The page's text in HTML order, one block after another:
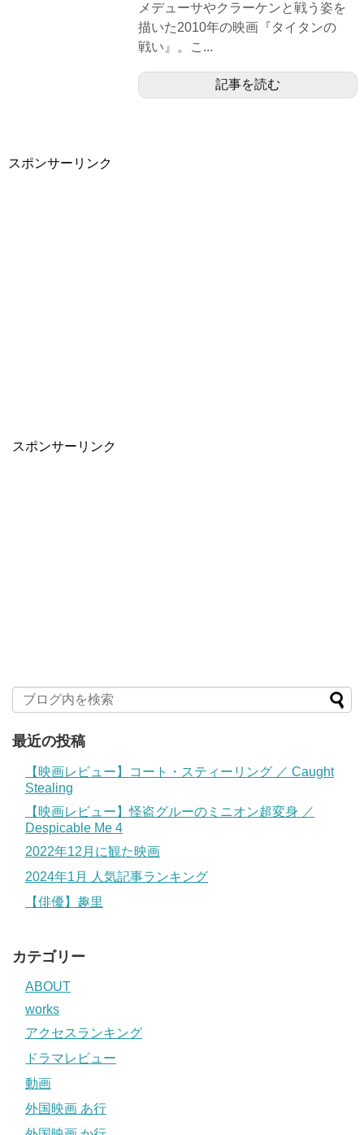
メデューサやクラーケンと戦う姿を
描いた2010年の映画『タイタンの
戦い』。こ...
記事を読む
スポンサーリンク
スポンサーリンク
最近の投稿
【映画レビュー】コート・スティーリング ／ Caught
Stealing
【映画レビュー】怪盗グルーのミニオン超変身 ／
Despicable Me 4
2022年12月に観た映画
2024年1月 人気記事ランキング
【俳優】趣里
カテゴリー
ABOUT
works
アクセスランキング
ドラマレビュー
動画
外国映画 あ行